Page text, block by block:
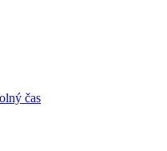
čas